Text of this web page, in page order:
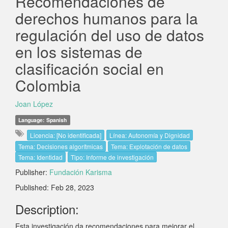
derechos humanos para la
regulación del uso de datos
en los sistemas de
clasificación social en
Colombia
Joan López
Language: Spanish
Licencia: [No identificada]
Línea: Autonomía y Dignidad
Tema: Decisiones algorítmicas
Tema: Explotación de datos
Tema: Identidad
Tipo: Informe de investigación
Publisher: Fundación Karisma
Published: Feb 28, 2023
Description:
Esta investigación da recomendaciones para mejorar el